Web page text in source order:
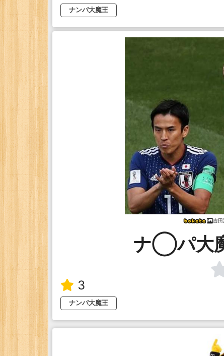
ナンパ大魔王
吉田
ナ◯パ大
3
ナンパ大魔王